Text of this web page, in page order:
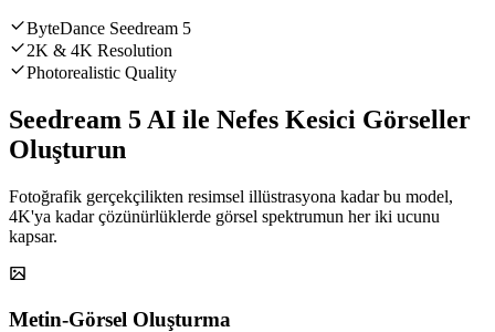
ByteDance Seedream 5
2K & 4K Resolution
Photorealistic Quality
Seedream 5 AI ile Nefes Kesici Görseller
Oluşturun
Fotoğrafik gerçekçilikten resimsel illüstrasyona kadar bu model,
4K'ya kadar çözünürlüklerde görsel spektrumun her iki ucunu
kapsar.
Metin-Görsel Oluşturma